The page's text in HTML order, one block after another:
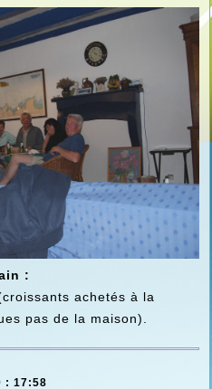
:
achetés à la
pas de la maison).
: 17:58